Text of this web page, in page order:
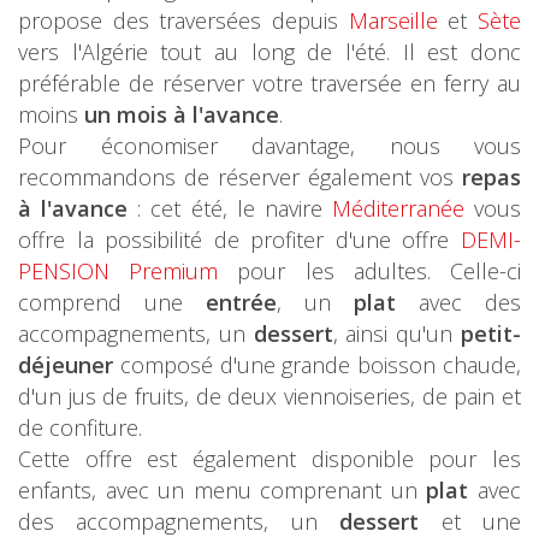
propose des traversées depuis Marseille et Sète
vers l'Algérie tout au long de l'été. Il est donc
préférable de réserver votre traversée en ferry au
moins un mois à l'avance.
Pour économiser davantage, nous vous
recommandons de réserver également vos repas
à l'avance : cet été, le navire Méditerranée vous
offre la possibilité de profiter d'une offre DEMI-
PENSION Premium pour les adultes. Celle-ci
comprend une entrée, un plat avec des
accompagnements, un dessert, ainsi qu'un petit-
déjeuner composé d'une grande boisson chaude,
d'un jus de fruits, de deux viennoiseries, de pain et
de confiture.
Cette offre est également disponible pour les
enfants, avec un menu comprenant un plat avec
des accompagnements, un dessert et une